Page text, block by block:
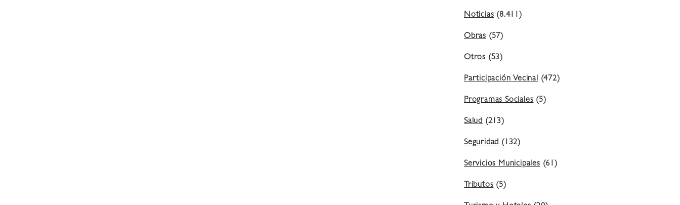
Noticias(8.411)
Obras (57)
Otros (53)
Participación Vecinal(472)
Programas Sociales(5)
Salud (213)
Seguridad(132)
Servicios Municipales(61)
Tributos(5)